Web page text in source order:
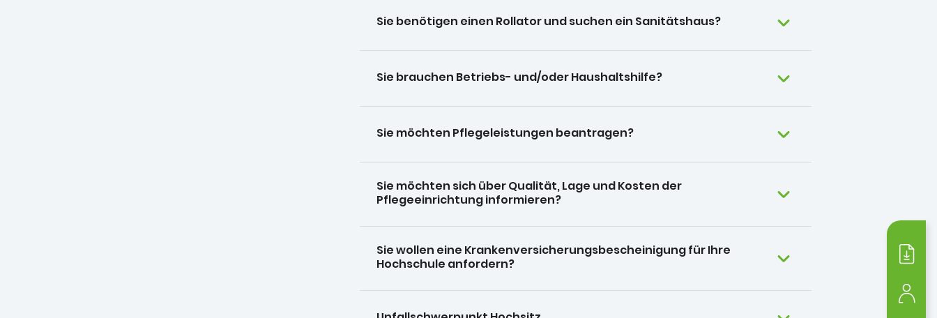
Sie benötigen einen Rollator und suchen ein Sanitätshaus?
Sie brauchen Betriebs- und/oder Haushaltshilfe?
Sie möchten Pflegeleistungen beantragen?
Sie möchten sich über Qualität, Lage und Kosten der
Pflegeeinrichtung informieren?
Sie wollen eine Krankenversicherungsbescheinigung für Ihre
Hochschule anfordern?